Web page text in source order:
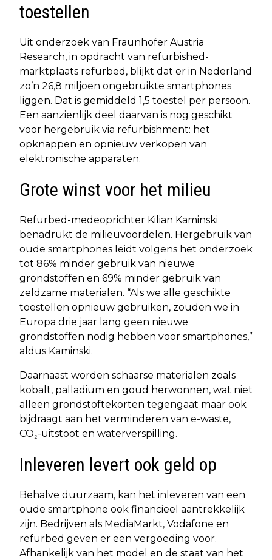
toestellen
Uit onderzoek van Fraunhofer Austria
Research, in opdracht van refurbished-
marktplaats refurbed, blijkt dat er in Nederland
zo’n 26,8 miljoen ongebruikte smartphones
liggen. Dat is gemiddeld 1,5 toestel per persoon.
Een aanzienlijk deel daarvan is nog geschikt
voor hergebruik via refurbishment: het
opknappen en opnieuw verkopen van
elektronische apparaten.
Grote winst voor het milieu
Refurbed-medeoprichter Kilian Kaminski
benadrukt de milieuvoordelen. Hergebruik van
oude smartphones leidt volgens het onderzoek
tot 86% minder gebruik van nieuwe
grondstoffen en 69% minder gebruik van
zeldzame materialen. “Als we alle geschikte
toestellen opnieuw gebruiken, zouden we in
Europa drie jaar lang geen nieuwe
grondstoffen nodig hebben voor smartphones,”
aldus Kaminski.
Daarnaast worden schaarse materialen zoals
kobalt, palladium en goud herwonnen, wat niet
alleen grondstoftekorten tegengaat maar ook
bijdraagt aan het verminderen van e-waste,
CO₂-uitstoot en waterverspilling.
Inleveren levert ook geld op
Behalve duurzaam, kan het inleveren van een
oude smartphone ook financieel aantrekkelijk
zijn. Bedrijven als MediaMarkt, Vodafone en
refurbed geven er een vergoeding voor.
Afhankelijk van het model en de staat van het